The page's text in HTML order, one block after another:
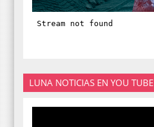
LUNA NOTICIAS EN YOU TUBE